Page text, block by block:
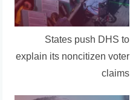
States push DHS to
explain its noncitizen voter
claims